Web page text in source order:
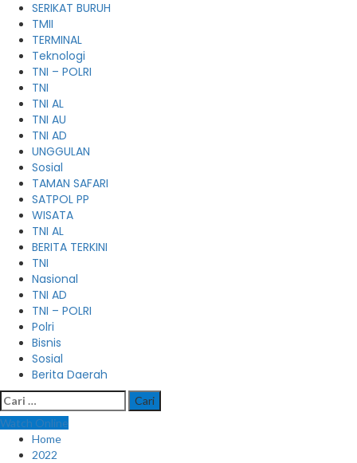
SERIKAT BURUH
TMII
TERMINAL
Teknologi
TNI – POLRI
TNI
TNI AL
TNI AU
TNI AD
UNGGULAN
Sosial
TAMAN SAFARI
SATPOL PP
WISATA
TNI AL
BERITA TERKINI
TNI
Nasional
TNI AD
TNI – POLRI
Polri
Bisnis
Sosial
Berita Daerah
Cari
untuk:
Watch Online
Home
2022